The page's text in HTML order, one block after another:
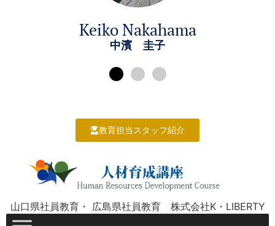
Keiko Nakahama
中濱 圭子
教育担当スタッフ紹介
山口県社員教育・ 広島県社員教育 株式会社K・LIBERTY